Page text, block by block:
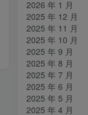
2026 年 1 月
2025 年 12 月
2025 年 11 月
2025 年 10 月
2025 年 9 月
2025 年 8 月
2025 年 7 月
2025 年 6 月
2025 年 5 月
2025 年 4 月